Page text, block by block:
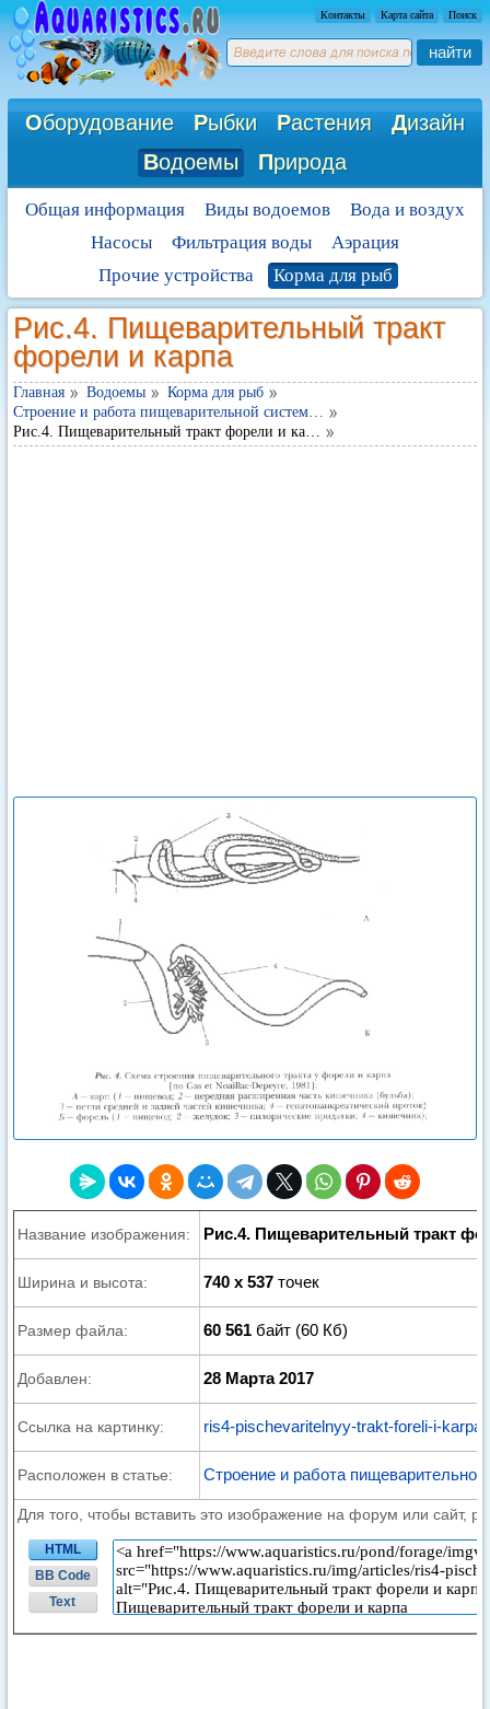
Контакты Карта сайта Поиск
найти
Оборудование Рыбки Растения Дизайн
Водоемы Природа
Общая информация Виды водоемов
Вода и воздух
Насосы
Фильтрация воды
Аэрация
Прочие устройства
Корма для рыб
Рис.4. Пищеварительный тракт
форели и карпа
Главная Водоемы
Корма для рыб
Строение и работа пищеварительной систем…
Рис.4. Пищеварительный тракт форели и ка…
Название изображения: Рис.4. Пищеварительный тракт
Ширина и высота: 740 x 537 точек
Размер файла: 60 561 байт (60 Кб)
Добавлен: 28 Марта 2017
Ссылка на картинку: ris4-pischevaritelnyy-trakt-foreli-i-
Расположен в статье: Строение и работа
Для того, чтобы вставить это изображение на форум или сайт,
HTML
BB Code
Text